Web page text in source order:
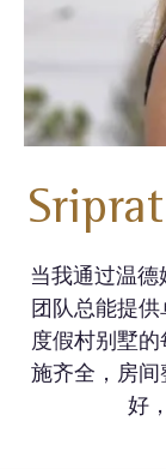
当我通过温德
团队总能提
度假村别墅
施齐全，房
好